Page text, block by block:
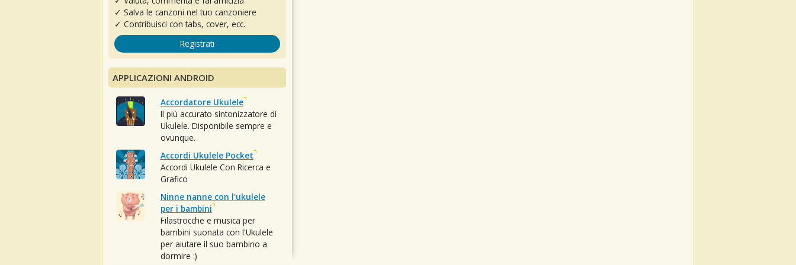
✓ Salva le canzoni nel tuo canzoniere
✓ Contribuisci con tabs, cover, ecc.
Registrati
APPLICAZIONI ANDROID
Accordatore Ukulele
Il più accurato sintonizzatore di
Ukulele. Disponibile sempre e
ovunque.
Accordi Ukulele Pocket
Accordi Ukulele Con Ricerca e
Grafico
Ninne nanne con l'ukulele
per i bambini
Filastrocche e musica per
bambini suonata con l'Ukulele
per aiutare il suo bambino a
dormire :)